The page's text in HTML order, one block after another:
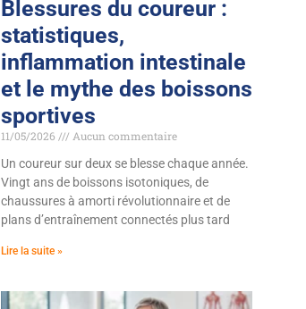
Blessures du coureur :
statistiques,
inflammation intestinale
et le mythe des boissons
sportives
11/05/2026
Aucun commentaire
Un coureur sur deux se blesse chaque année.
Vingt ans de boissons isotoniques, de
chaussures à amorti révolutionnaire et de
plans d’entraînement connectés plus tard
Lire la suite »